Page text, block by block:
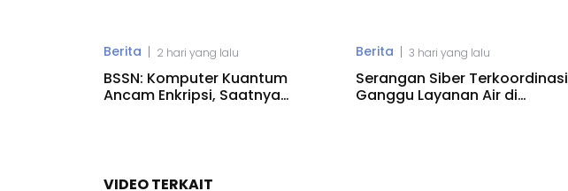
Berita | 2 hari yang lalu
BSSN: Komputer Kuantum
Ancam Enkripsi, Saatnya
Berita | 3 hari yang lalu
Serangan Siber Terkoordinasi
Ganggu Layanan Air di
VIDEO TERKAIT